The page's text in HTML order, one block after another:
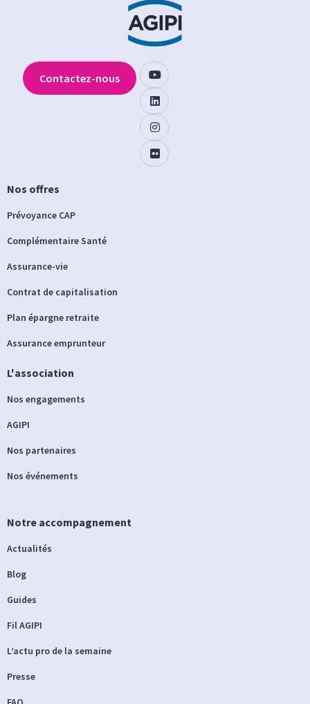
Nos offres
Prévoyance CAP
Complémentaire Santé
Assurance-vie
Contrat de capitalisation
Plan épargne retraite
Assurance emprunteur
L'association
Nos engagements
AGIPI
Nos partenaires
Nos événements
Notre accompagnement
Actualités
Blog
Guides
Fil AGIPI
L’actu pro de la semaine
Presse
Contactez-nous